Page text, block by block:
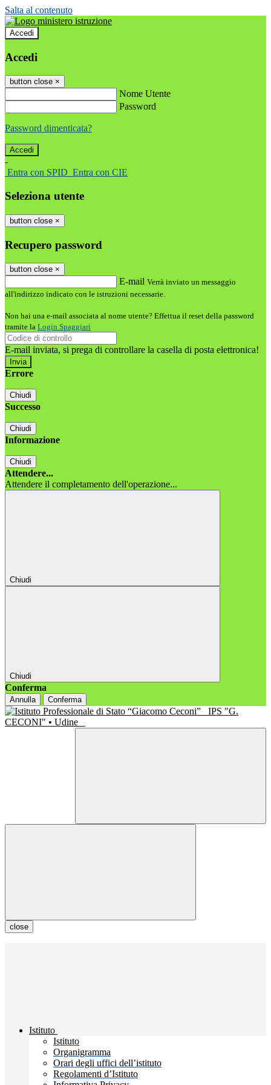
Salta al contenuto
Accedi
Accedi
button close ×
Nome Utente
Password
Password dimenticata?
-
Entra con SPID Entra con CIE
Seleziona utente
button close ×
Recupero password
button close ×
E-mail Verrà inviato un messaggio
all'indirizzo indicato con le istruzioni necessarie.
Non hai una e-mail associata al nome utente? Effettua il reset della password
tramite la Login Spaggiari
E-mail inviata, si prega di controllare la casella di posta elettronica!
Errore
Chiudi
Successo
Chiudi
Informazione
Chiudi
Attendere...
Attendere il completamento dell'operazione...
Chiudi
Chiudi
Conferma
Annulla Conferma
IPS "G.
CECONI" • Udine
close
Istituto
Istituto
Organigramma
Orari degli uffici dell’istituto
Regolamenti d’Istituto